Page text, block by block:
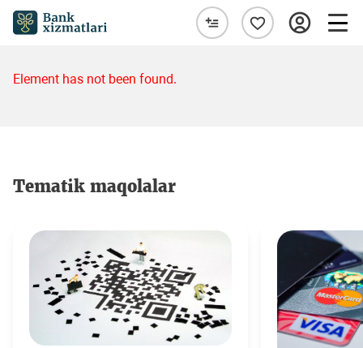
Element has not been found.
Tematik maqolalar